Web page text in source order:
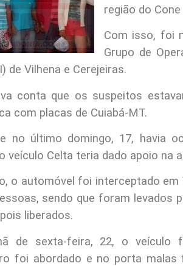
região do Cone
Com isso, foi
Grupo de
de Vilhena e Cerejeiras.
conta que os suspeitos
com placas de Cuiabá-MT.
no último domingo, 17, havia
veículo Celta teria dado apoio na
o automóvel foi interceptado em
sendo que foram levados
liberados.
de sexta-feira, 22, o veículo
foi abordado e no porta